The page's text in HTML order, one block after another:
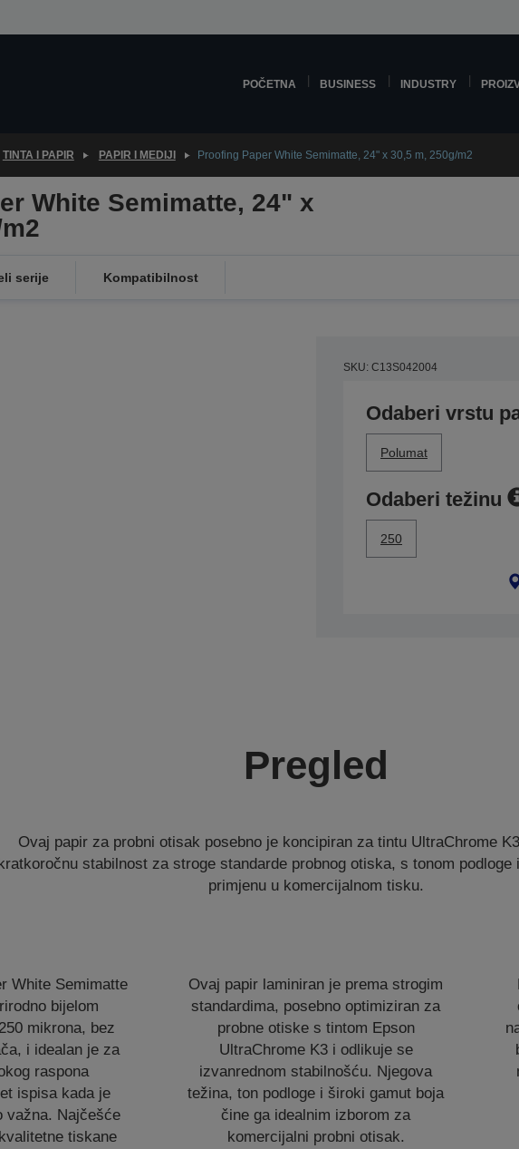
POČETNA BUSINESS INDUSTRY
TINTA I PAPIR PAPIR I MEDIJI Proofing Paper White Semimatte, 24" x 30,5 m, 250g/m2
White Semimatte, 24" x
serije Kompatibilnost
SKU: C13S042004
Odaberi vrstu
Polumat
Odaberi težinu
250
Pregled
Ovaj papir za probni otisak posebno je koncipiran za tintu UltraChrome
stabilnost za stroge standarde probnog otiska, s tonom podloge
primjenu u komercijalnom tisku.
White Semimatte
bijelom
mikrona, bez
i idealan je za
raspona
ispisa kada je
važna. Najčešće
tiskane
Ovaj papir laminiran je prema strogim
standardima, posebno optimiziran za
probne otiske s tintom Epson
UltraChrome K3 i odlikuje se
izvanrednom stabilnošću. Njegova
težina, ton podloge i široki gamut boja
čine ga idealnim izborom za
komercijalni probni otisak.